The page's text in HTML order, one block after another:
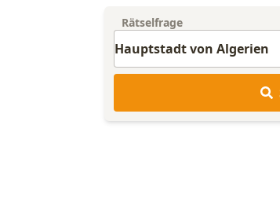
Rätselfrage